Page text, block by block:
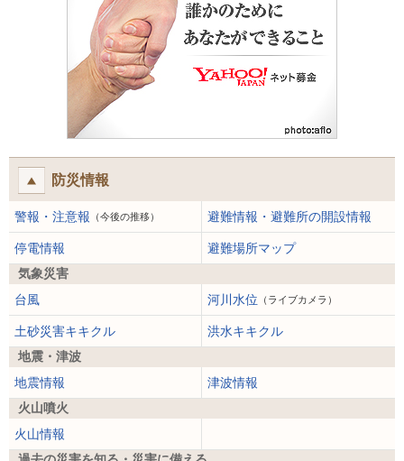
防災情報
警報・注意報 （今後の推移） 避難情報・避難所の開設情報
停電情報
避難場所マップ
気象災害
台風
河川水位 （ライブカメラ）
土砂災害キキクル
洪水キキクル
地震・津波
地震情報
津波情報
火山噴火
火山情報